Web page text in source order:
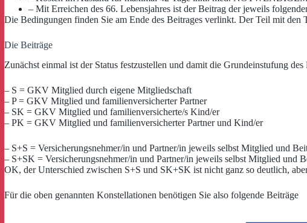
– Mit Erreichen des 66. Lebensjahres ist der Beitrag der jeweils
Die Bedingungen finden Sie am Ende des Beitrages verlinkt. Der Teil mit den
Die Beiträge
Zunächst einmal ist der Status festzustellen und damit die Grundeinstufung
– S = GKV Mitglied durch eigene Mitgliedschaft
– P = GKV Mitglied und familienversicherter Partner
– SK = GKV Mitglied und familienversicherte/s Kind/er
– PK = GKV Mitglied und familienversicherter Partner und Kind/er
– S+S = Versicherungsnehmer/in und Partner/in jeweils selbst Mitglied und
– S+SK = Versicherungsnehmer/in und Partner/in jeweils selbst Mitglied
OK, der Unterschied zwischen S+S und SK+SK ist nicht ganz so deutlich,
Für die oben genannten Konstellationen benötigen Sie also folgende Beiträge